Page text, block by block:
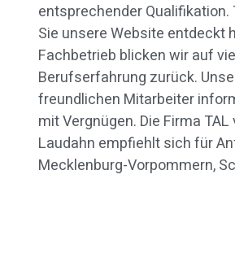
entsprechender Qualifikation.
Sie unsere Website entdeckt
Fachbetrieb blicken wir auf
Berufserfahrung zurück.
freundlichen Mitarbeiter
mit Vergnügen. Die Firma TAL
Laudahn empfiehlt sich für
Mecklenburg-Vorpommern,
Holstein und Hamburg. Auf den
Seiten möchten wir
Informationen zu
Leistungsangebot geben. In
Beitrag betrachten wir
Thema Trockenestrich. Über